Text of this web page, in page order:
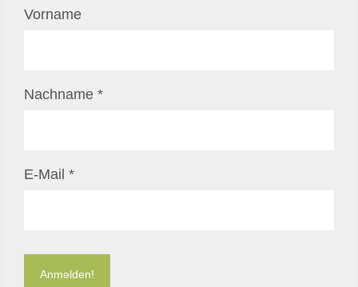
Vorname
Nachname *
E-Mail *